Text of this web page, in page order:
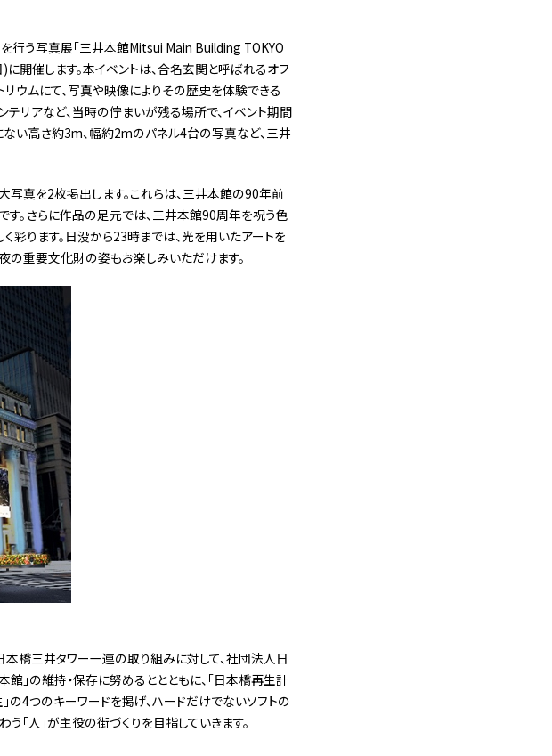
行う写真展「三井本館Mitsui Main Building TOKYO
開催します。本イベントは、合名玄関と呼ばれるオフ
リウムにて、写真や映像によりその歴史を体験できる
リアなど、当時の佇まいが残る場所で、イベント期間
い高さ約3m、幅約2mのパネル4台の写真など、三井
真を2枚掲出します。これらは、三井本館の90年前
。さらに作品の足元では、三井本館90周年を祝う色
ります。日没から23時までは、光を用いたアートを
の重要文化財の姿もお楽しみいただけます。
橋三井タワー一連の取り組みに対して、社団法人日
」の維持・保存に努めるととともに、「日本橋再生計
の4つのキーワードを掲げ、ハードだけでないソフトの
「人」が主役の街づくりを目指していきます。